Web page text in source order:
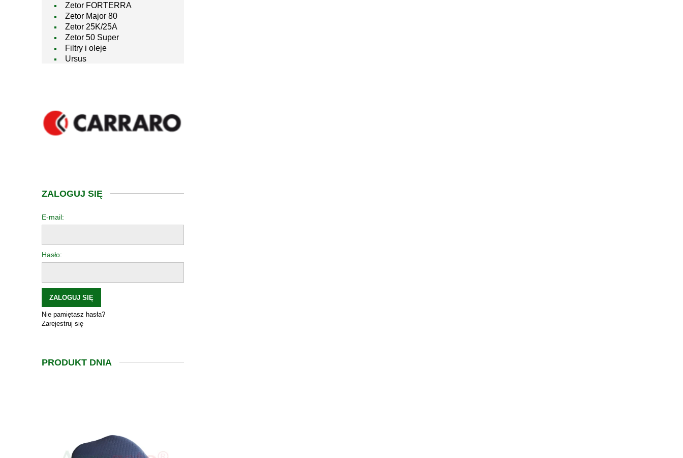
Zetor FORTERRA
Zetor Major 80
Zetor 25K/25A
Zetor 50 Super
Filtry i oleje
Ursus
ZALOGUJ SIĘ
E-mail:
Hasło:
ZALOGUJ SIĘ
Nie pamiętasz hasła?
Zarejestruj się
PRODUKT DNIA